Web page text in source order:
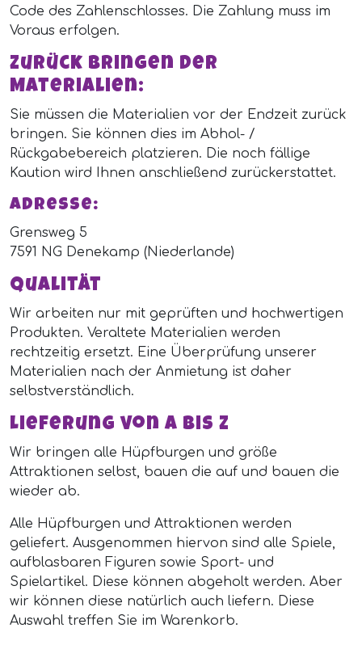
Code des Zahlenschlosses. Die Zahlung muss im
Voraus erfolgen.
Zurück bringen der
Materialien:
Sie müssen die Materialien vor der Endzeit zurück
bringen. Sie können dies im Abhol- /
Rückgabebereich platzieren. Die noch fällige
Kaution wird Ihnen anschließend zurückerstattet.
Adresse:
Grensweg 5
7591 NG Denekamp (Niederlande)
Qualität
Wir arbeiten nur mit geprüften und hochwertigen
Produkten. Veraltete Materialien werden
rechtzeitig ersetzt. Eine Überprüfung unserer
Materialien nach der Anmietung ist daher
selbstverständlich.
Lieferung von A bis Z
Wir bringen alle Hüpfburgen und größe
Attraktionen selbst, bauen die auf und bauen die
wieder ab.
Alle Hüpfburgen und Attraktionen werden
geliefert. Ausgenommen hiervon sind alle Spiele,
aufblasbaren Figuren sowie Sport- und
Spielartikel. Diese können abgeholt werden. Aber
wir können diese natürlich auch liefern. Diese
Auswahl treffen Sie im Warenkorb.